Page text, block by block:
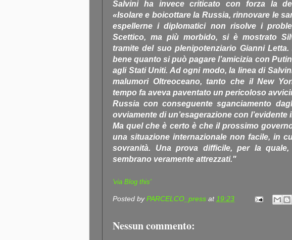
Salvini ha invece criticato con forza la
«Isolare e boicottare la Russia, rinnovare le
espellerne i diplomatici non risolve i
Scettico, ma più morbido, si è mostrato
tramite del suo plenipotenziario Gianni
bene quanto si può pagare l’amicizia con
agli Stati Uniti. Ad ogni modo, la linea di
malumori Oltreoceano, tanto che il New
tempo fa aveva paventato un pericoloso
Russia con conseguente sganciamento
ovviamente di un’esagerazione con
Ma quel che è certo è che il prossimo
una situazione internazionale non facile, in
sovranità. Una prova difficile, per la
sembrano veramente attrezzati."
'via Blog this'
Posted byPARCELCO_press at19:23
Nessun commento: